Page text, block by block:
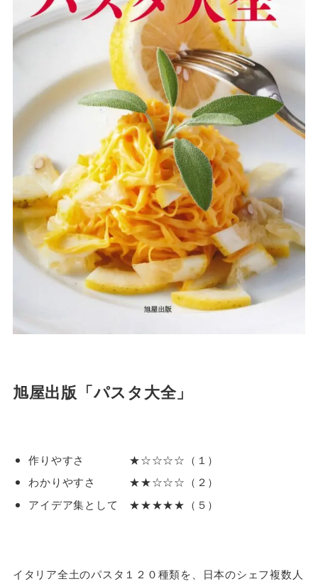
旭屋出版「パスタ大全」
作りやすさ ★☆☆☆☆（１）
わかりやすさ ★★☆☆☆（２）
アイデア集として ★★★★★（５）
イタリア全土のパスタ１２０種類を、日本のシェフ複数人